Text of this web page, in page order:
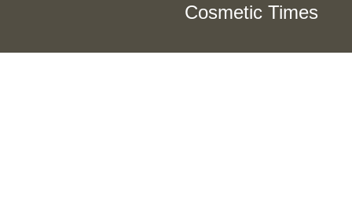
Cosmetic Times